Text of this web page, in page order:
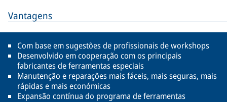
Vantagens
Com base em sugestões de profissionais de workshops
Desenvolvido em cooperação com os principais
fabricantes de ferramentas especiais
Manutenção e reparações mais fáceis, mais seguras, mais
rápidas e mais económicas
Expansão contínua do programa de ferramentas